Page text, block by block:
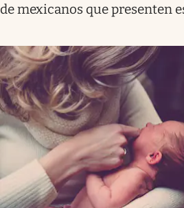
de mexicanos que presenten